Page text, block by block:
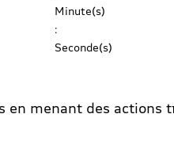
Minute(s)
:
Seconde(s)
en menant des